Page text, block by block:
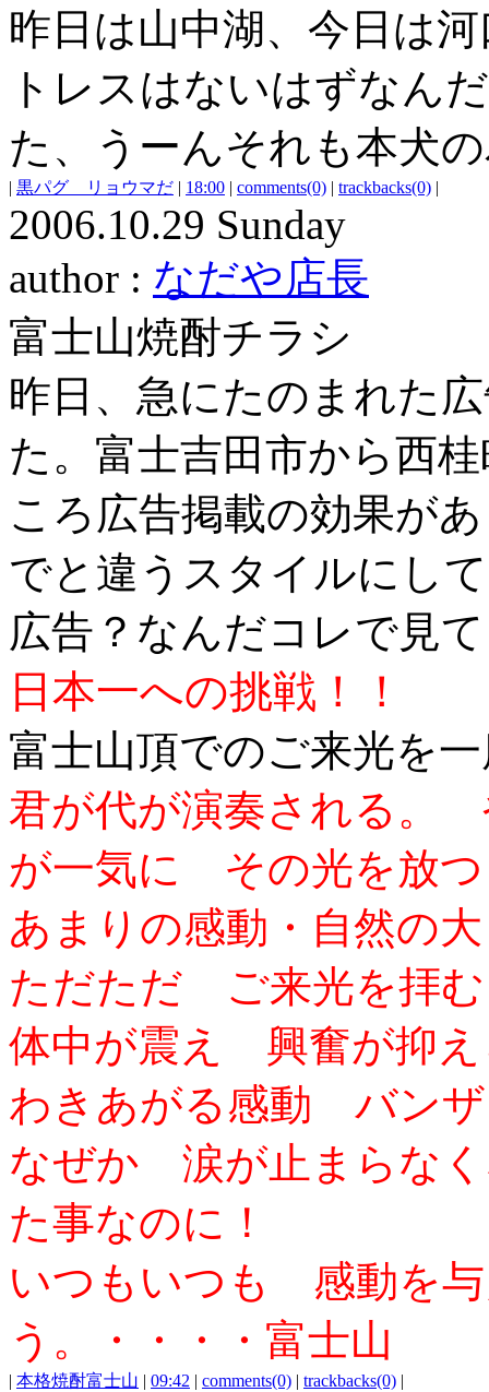
昨日は山中湖、今日は
トレスはないはずなん
た、うーんそれも本犬
| 黒パグ リョウマだ | 18:00 | comments(0) | trackbacks(0) |
2006.10.29 Sunday
author : なだや店長
富士山焼酎チラシ
昨日、急にたのまれた
た。富士吉田市から西
ころ広告掲載の効果が
でと違うスタイルにし
広告？なんだコレで見
日本一への挑戦！！
富士山頂でのご来光を
君が代が演奏される。
が一気に その光を放
あまりの感動・自然の
ただただ ご来光を拝
体中が震え 興奮が抑え
わきあがる感動 バン
なぜか 涙が止まらな
た事なのに！
いつもいつも 感動を
う。・・・・富士山
| 本格焼酎富士山 | 09:42 | comments(0) | trackbacks(0) |